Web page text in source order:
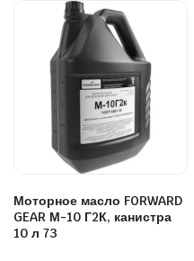
Моторное масло FORWARD
GEAR М-10 Г2К, канистра
10 л 73